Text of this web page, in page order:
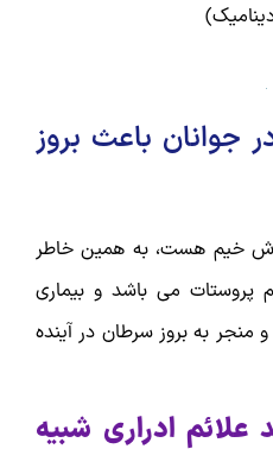
جوانان باعث بروز
خیم هست، به همین خاطر
پروستات می باشد و بیماری
به بروز سرطان در آینده
علائم ادراری شبیه